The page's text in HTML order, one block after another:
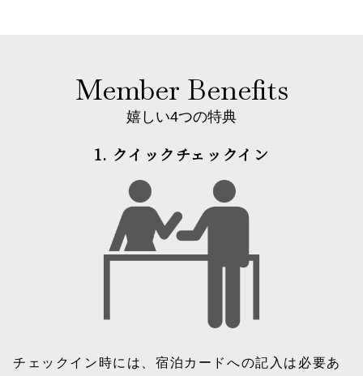
Member Benefits
嬉しい4つの特典
1. クイックチェックイン
チェックイン時には、宿泊カードへの記入は必要あ